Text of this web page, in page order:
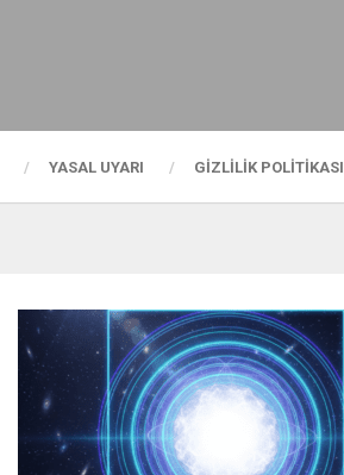
YASAL UYARI GIZLILIK POLITIKASI